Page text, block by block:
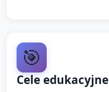
🎯
Cele edukacyjne